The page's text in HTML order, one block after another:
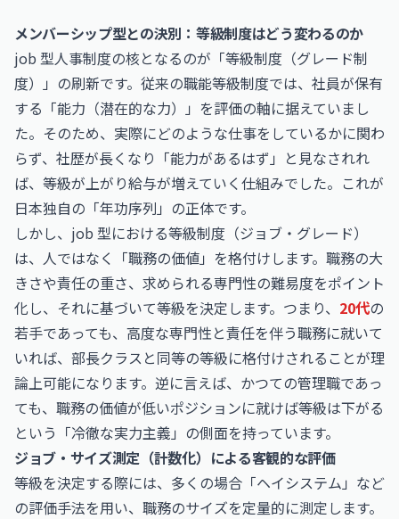
メンバーシップ型との決別：等級制度はどう変わるのか
job 型人事制度の核となるのが「等級制度（グレード制
度）」の刷新です。従来の職能等級制度では、社員が保有
する「能力（潜在的な力）」を評価の軸に据えていまし
た。そのため、実際にどのような仕事をしているかに関わ
らず、社歴が長くなり「能力があるはず」と見なされれ
ば、等級が上がり給与が増えていく仕組みでした。これが
日本独自の「年功序列」の正体です。
しかし、job 型における等級制度（ジョブ・グレード）
は、人ではなく「職務の価値」を格付けします。職務の大
きさや責任の重さ、求められる専門性の難易度をポイント
化し、それに基づいて等級を決定します。つまり、 20代の
若手であっても、高度な専門性と責任を伴う職務に就いて
いれば、部長クラスと同等の等級に格付けされることが理
論上可能になります。逆に言えば、かつての管理職であっ
ても、職務の価値が低いポジションに就けば等級は下がる
という「冷徹な実力主義」の側面を持っています。
ジョブ・サイズ測定（計数化）による客観的な評価
等級を決定する際には、多くの場合「ヘイシステム」など
の評価手法を用い、職務のサイズを定量的に測定します。